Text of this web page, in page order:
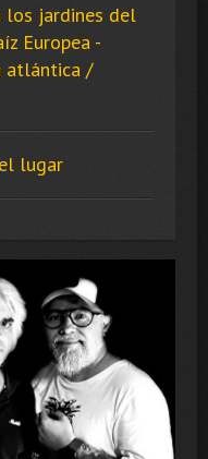
los jardines del
Europea -
atlántica /
lugar